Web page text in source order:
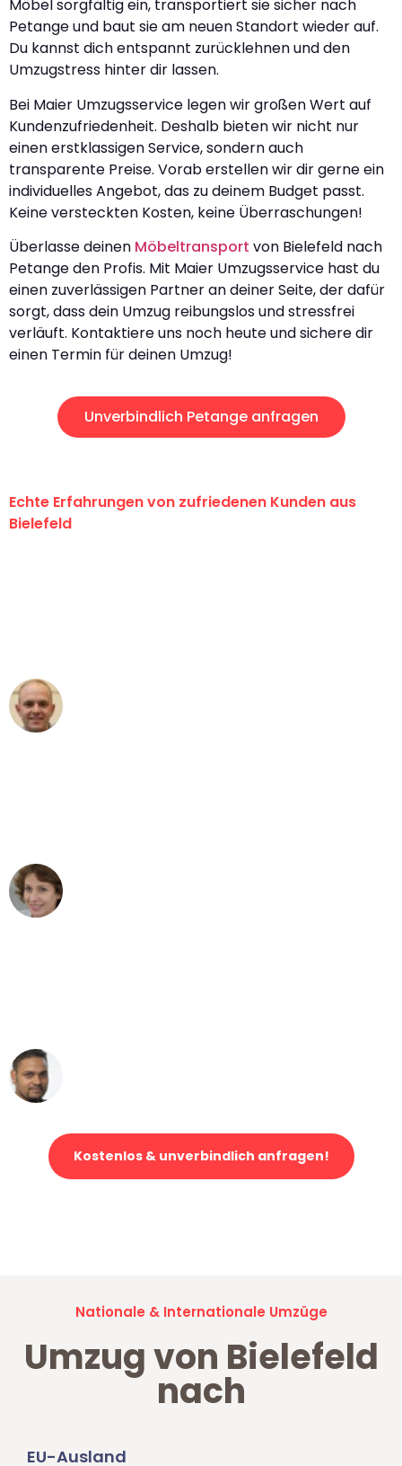
Möbel sorgfältig ein, transportiert sie sicher nach
Petange und baut sie am neuen Standort wieder auf.
Du kannst dich entspannt zurücklehnen und den
Umzugstress hinter dir lassen.
Bei Maier Umzugsservice legen wir großen Wert auf
Kundenzufriedenheit. Deshalb bieten wir nicht nur
einen erstklassigen Service, sondern auch
transparente Preise. Vorab erstellen wir dir gerne ein
individuelles Angebot, das zu deinem Budget passt.
Keine versteckten Kosten, keine Überraschungen!
Überlasse deinen Möbeltransport von Bielefeld nach
Petange den Profis. Mit Maier Umzugsservice hast du
einen zuverlässigen Partner an deiner Seite, der dafür
sorgt, dass dein Umzug reibungslos und stressfrei
verläuft. Kontaktiere uns noch heute und sichere dir
einen Termin für deinen Umzug!
Unverbindlich Petange anfragen
Echte Erfahrungen von zufriedenen Kunden aus
Bielefeld
Kostenlos & unverbindlich anfragen!
Nationale & Internationale Umzüge
Umzug von Bielefeld
nach
EU-Ausland